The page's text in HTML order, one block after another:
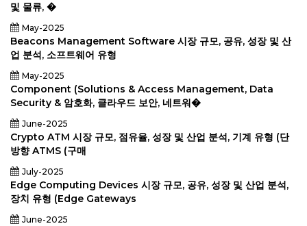
및 물류, �
May-2025
Beacons Management Software 시장 규모, 공유, 성장 및 산
업 분석, 소프트웨어 유형
May-2025
Component (Solutions & Access Management, Data
Security & 암호화, 클라우드 보안, 네트워�
June-2025
Crypto ATM 시장 규모, 점유율, 성장 및 산업 분석, 기계 유형 (단
방향 ATMS (구매
July-2025
Edge Computing Devices 시장 규모, 공유, 성장 및 산업 분석,
장치 유형 (Edge Gateways
June-2025